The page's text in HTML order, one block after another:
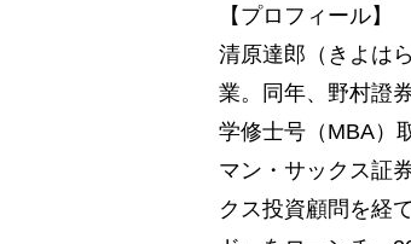
【プロフィール】
清原達郎（きよは
業。同年、野村證
学修士号（MBA）
マン・サックス証
クス投資顧問を経